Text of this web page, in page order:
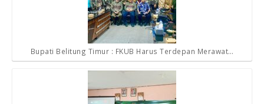
Bupati Belitung Timur : FKUB Harus Terdepan Merawat…